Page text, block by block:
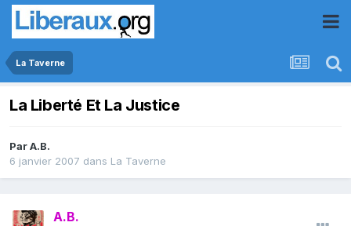
La Taverne
La Liberté Et La Justice
ParA.B.
6 janvier 2007 dans La Taverne
A.B.